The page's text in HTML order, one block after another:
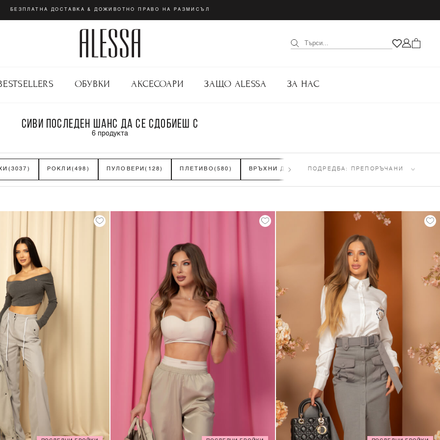
БЕЗПЛАТНА ДОСТАВКА & ДОЖИВОТНО ПРАВО НА РАЗМИСЪЛ
ОБУВКИ АКСЕСОАРИ ЗАЩО ALESSA ЗА НАС
СИВИ ПОСЛЕДЕН ШАНС ДА СЕ СДОБИЕШ С
6 продукта
(3037) РОКЛИ(498) ПУЛОВЕРИ(128) ПЛЕТИВО (580) ВРЪХНИ ДРЕХИ (300) ПАНТАЛОНИ(433)
ПОДРЕДБА: ПРЕПОРЪЧАНИ